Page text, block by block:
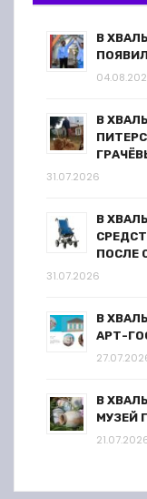
В
В
31.07.2026
В
ПОСЛЕ
31.07.2026
В
АРТ-
В
МУЗЕЙ